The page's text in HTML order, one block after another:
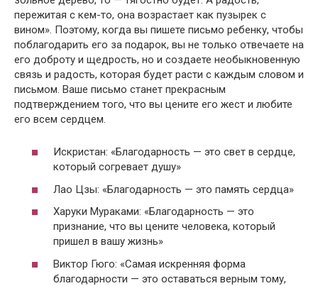
пережитая с кем-то, она возрастает как пузырек с
вином». Поэтому, когда вы пишете письмо ребенку, чтобы
поблагодарить его за подарок, вы не только отвечаете на
его доброту и щедрость, но и создаете необыкновенную
связь и радость, которая будет расти с каждым словом и
письмом. Ваше письмо станет прекрасным
подтверждением того, что вы цените его жест и любите
его всем сердцем.
Искристан: «Благодарность — это свет в сердце,
который согревает душу»
Лао Цзы: «Благодарность — это память сердца»
Харуки Мураками: «Благодарность — это
признание, что вы цените человека, который
пришел в вашу жизнь»
Виктор Гюго: «Самая искренняя форма
благодарности — это оставаться верным тому,